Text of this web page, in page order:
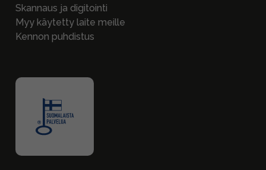
Skannaus ja digitointi
Myy käytetty laite meille
Kennon puhdistus